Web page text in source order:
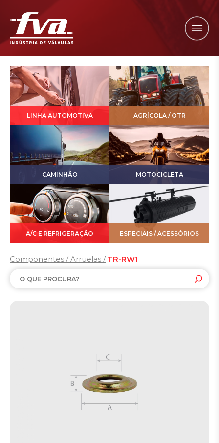
LINHA AUTOMOTIVA AGRÍCOLA / OTR
CAMINHÃO MOTOCICLETA
A/C E REFRIGERAÇÃO ESPECIAIS / ACESSÓRIOS
Componentes / Arruelas / TR-RW1